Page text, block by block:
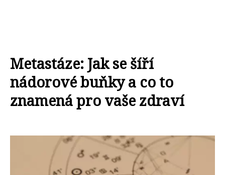
Metastáze: Jak se šíří
nádorové buňky a co to
znamená pro vaše zdraví